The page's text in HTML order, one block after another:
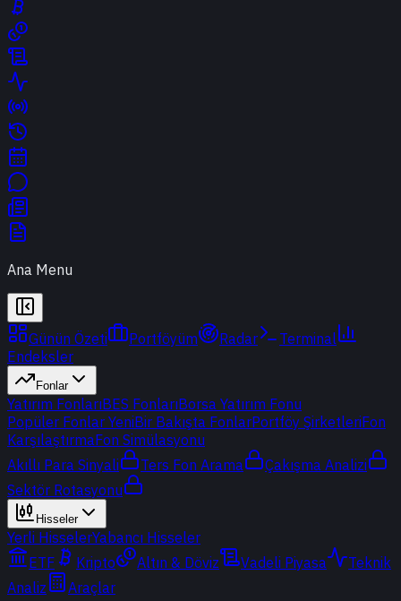
Ana Menu
Günün Özeti Portföyüm Radar
Terminal
Endeksler
Fonlar
Yatırım FonlarıBES FonlarıBorsa Yatırım Fonu
Popüler Fonlar YeniBir Bakışta FonlarPortföy ŞirketleriFon
KarşılaştırmaFon Simülasyonu
Akıllı Para Sinyali
Ters Fon Arama
Çakışma Analizi
Sektör Rotasyonu
Hisseler
Yerli HisselerYabancı Hisseler
ETF
Kripto Altın & Döviz Vadeli Piyasa
Teknik
Analiz
Araçlar